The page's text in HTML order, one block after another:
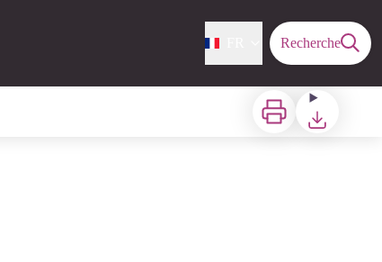
Recherche
Imprimer Télécharger